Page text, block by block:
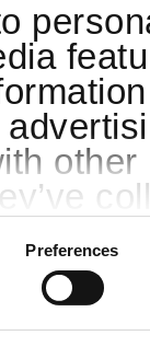
Preferences